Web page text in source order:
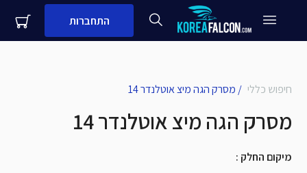
התחברות
close
מסרק הגה מיצ אוטלנדר 14 / חיפוש כללי
מסרק הגה מיצ אוטלנדר 14
: מיקום החלק